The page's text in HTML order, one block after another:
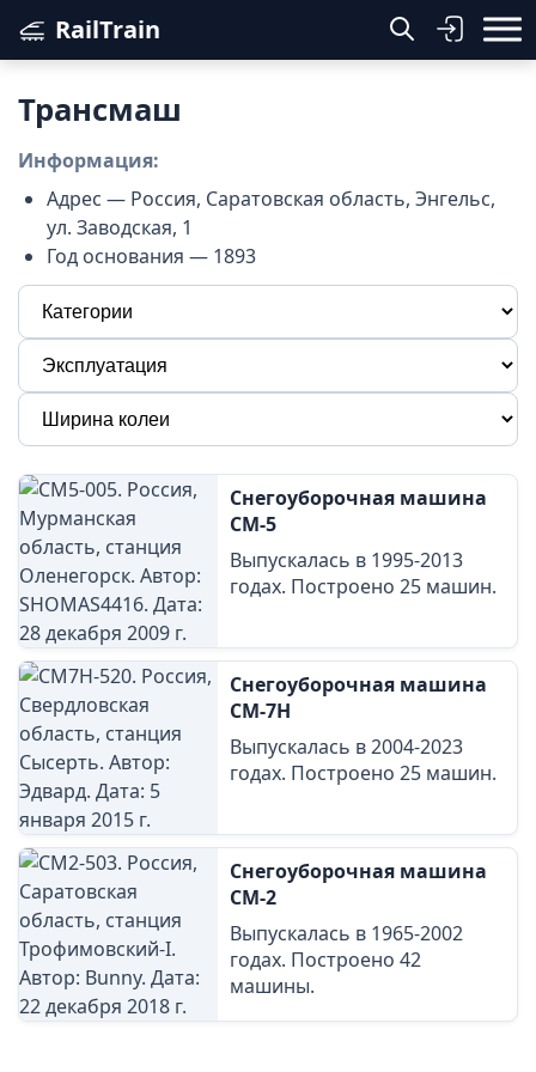
RailTrain
Трансмаш
Информация:
Адрес — Россия, Саратовская область, Энгельс,
ул. Заводская, 1
Год основания — 1893
Снегоуборочная машина
СМ-5
Выпускалась в 1995-2013
годах. Построено 25 машин.
Снегоуборочная машина
СМ-7Н
Выпускалась в 2004-2023
годах. Построено 25 машин.
Снегоуборочная машина
СМ-2
Выпускалась в 1965-2002
годах. Построено 42
машины.